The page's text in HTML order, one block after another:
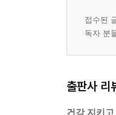
접수된
독자 분
출판사 리
건강 지키